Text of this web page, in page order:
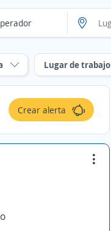
Lugar de trabajo
Crear alerta